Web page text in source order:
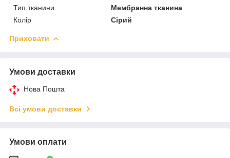
Тип тканини
Мембранна тканина
Колір
Сірий
Приховати
Умови доставки
Нова Пошта
Всі умови доставки
Умови оплати